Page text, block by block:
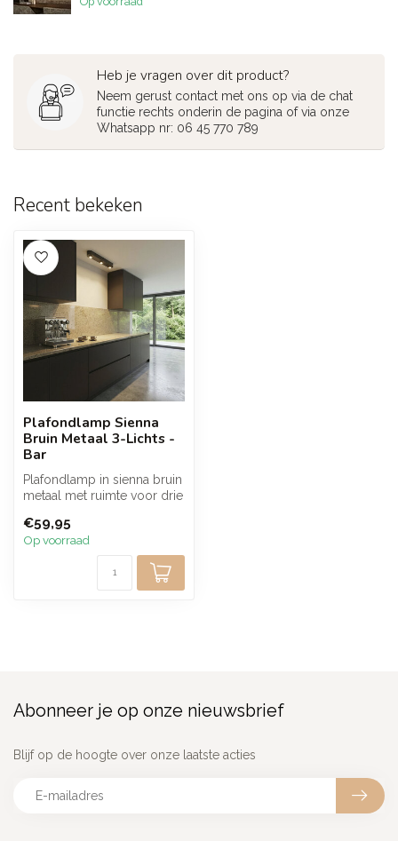
Heb je vragen over dit product?
Neem gerust contact met ons op via de chat
functie rechts onderin de pagina of via onze
Whatsapp nr: 06 45 770 789
Recent bekeken
Plafondlamp Sienna
Bruin Metaal 3-Lichts -
Bar
Plafondlamp in sienna bruin
metaal met ruimte voor drie
€59,95
Op voorraad
Abonneer je op onze nieuwsbrief
Blijf op de hoogte over onze laatste acties